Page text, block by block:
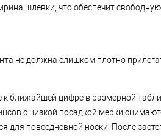
шлевки, что обеспечит
не должна слишком плотно
ближайшей цифре в размерной
с низкой посадкой мерки
повседневной носки. После